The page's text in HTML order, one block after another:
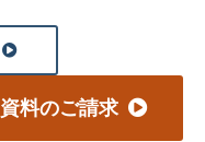
資料のご請求